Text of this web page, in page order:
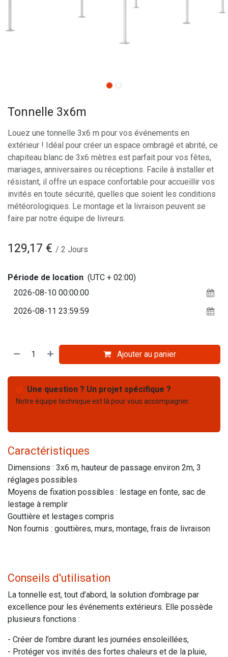
Tonnelle 3x6m
Louez une tonnelle 3x6 m pour vos événements en
extérieur ! Idéal pour créer un espace ombragé et abrité, ce
chapiteau blanc de 3x6 mètres est parfait pour vos fêtes,
mariages, anniversaires ou réceptions. Facile à installer et
résistant, il offre un espace confortable pour accueillir vos
invités en toute sécurité, quelles que soient les conditions
météorologiques. Le montage et la livraison peuvent se
faire par notre équipe de livreurs.
129,17 € / 2 Jours
Période de location (UTC + 02:00)
Ajouter au panier
Une question ? Un projet spécifique ?
Notre équipe technique est là pour vous accompagner.
Caractéristiques
Dimensions : 3x6 m, hauteur de passage environ 2m, 3
réglages possibles
Moyens de fixation possibles : lestage en fonte, sac de
lestage à remplir
Gouttière et lestages compris
Non fournis : gouttières, murs, montage, frais de livraison
Conseils d'utilisation
La tonnelle est, tout d’abord, la solution d’ombrage par
excellence pour les événements extérieurs. Elle possède
plusieurs fonctions :
- Créer de l’ombre durant les journées ensoleillées,
- Protéger vos invités des fortes chaleurs et de la pluie,